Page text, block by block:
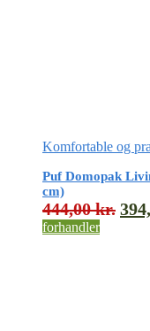
Komfortable og
Puf Domopak
cm)
444,00kr.
forhandler